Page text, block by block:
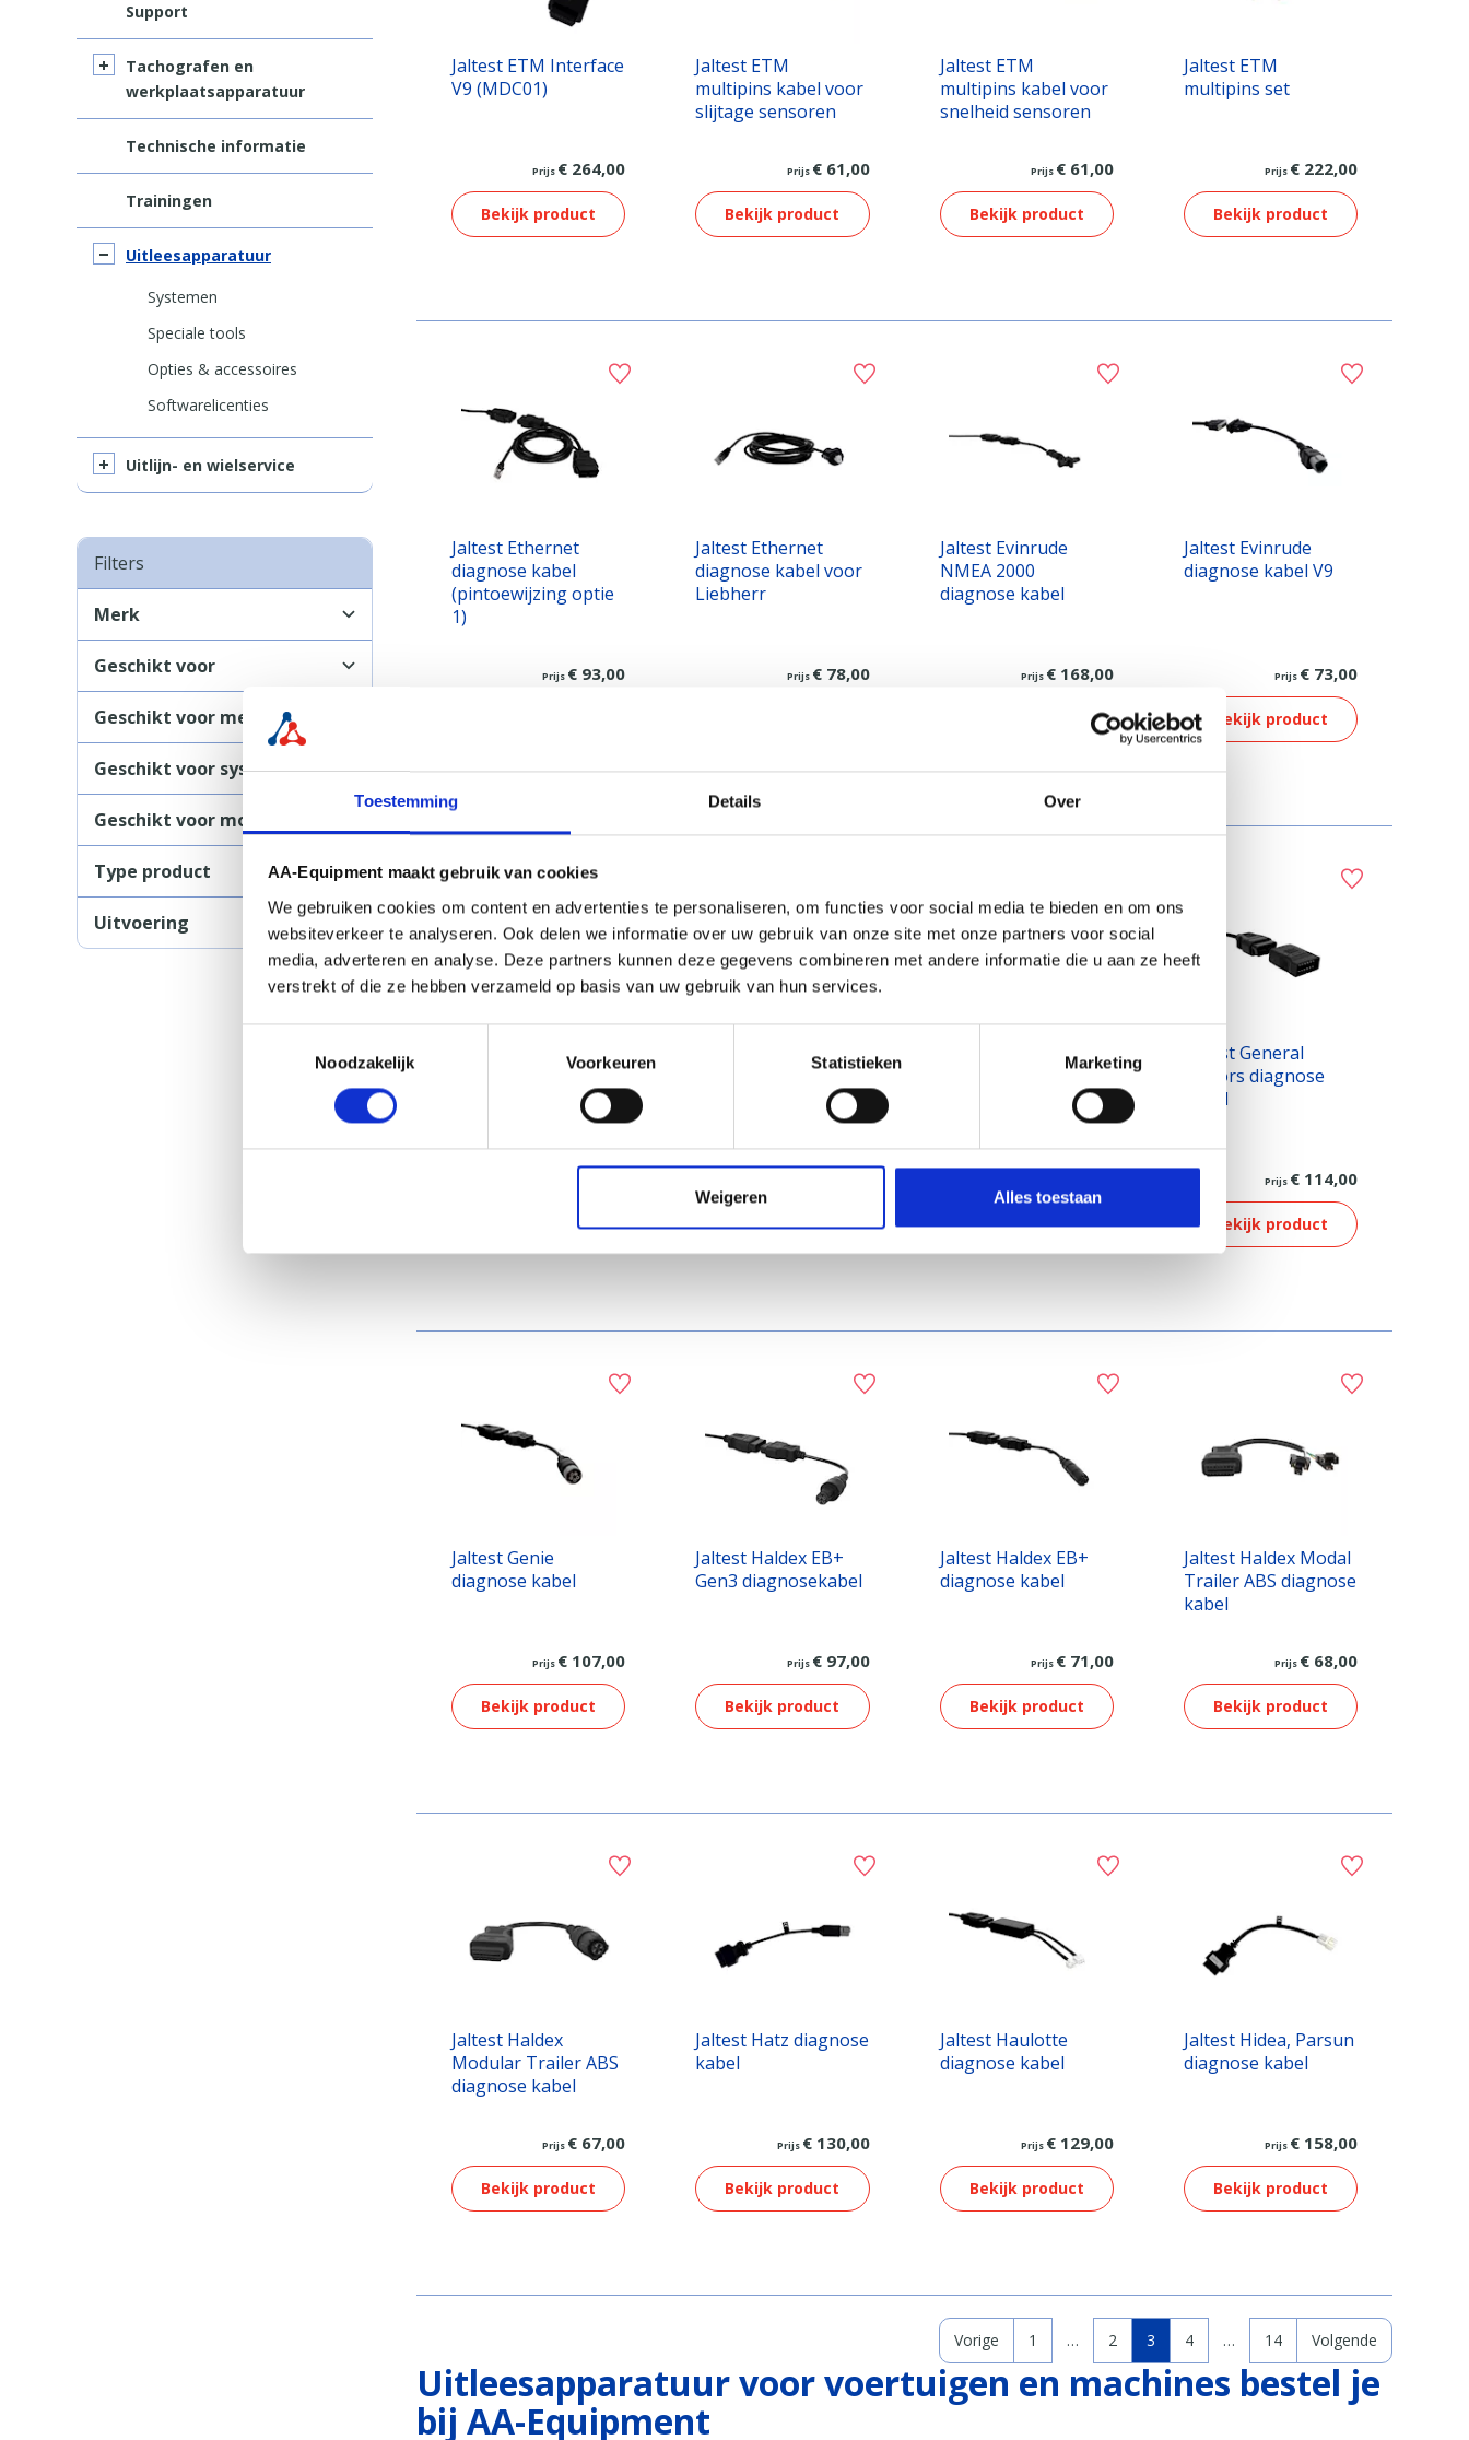
Toestemming Details Over
AA-Equipment maakt gebruik van cookies
We gebruiken cookies om content en advertenties te personaliseren, om functies voor social media te bieden en om ons
websiteverkeer te analyseren. Ook delen we informatie over uw gebruik van onze site met onze partners voor social
media, adverteren en analyse. Deze partners kunnen deze gegevens combineren met andere informatie die u aan ze heeft
verstrekt of die ze hebben verzameld op basis van uw gebruik van hun services.
Noodzakelijk
Voorkeuren Statistieken Marketing
Weigeren Alles toestaan
Support
Tachografen en
werkplaatsapparatuur
Technische informatie
Trainingen
Uitleesapparatuur
Systemen
Speciale tools
Opties & accessoires
Softwarelicenties
Uitlijn- en wielservice
Filters
Merk
Geschikt voor
Geschikt voor merk
Geschikt voor systeem
Geschikt voor model
Type product
Uitvoering
Jaltest ETM Interface
V9 (MDC01)
Prijs € 264,00
Bekijk product
Jaltest ETM
multipins kabel voor
slijtage sensoren
Prijs € 61,00
Bekijk product
Jaltest ETM
multipins kabel voor
snelheid sensoren
Prijs € 61,00
Bekijk product
Jaltest ETM
multipins set
Prijs € 222,00
Bekijk product
Jaltest Ethernet
diagnose kabel
(pintoewijzing optie
1)
Prijs € 93,00
Jaltest Ethernet
diagnose kabel voor
Liebherr
Prijs € 78,00
Jaltest Evinrude
NMEA 2000
diagnose kabel
Prijs € 168,00
Jaltest Evinrude
diagnose kabel V9
Prijs € 73,00
Bekijk product
diagnosekabel –
Bekijk product
Jaltest FPT-Deutz
diagnose kabel
Bekijk product
diagnose kabel V9
Bekijk product
Jaltest General
Motors diagnose
kabel
Prijs € 114,00
Bekijk product
Jaltest Genie
diagnose kabel
Prijs € 107,00
Bekijk product
Jaltest Haldex EB+
Gen3 diagnosekabel
Prijs € 97,00
Bekijk product
Jaltest Haldex EB+
diagnose kabel
Prijs € 71,00
Bekijk product
Jaltest Haldex Modal
Trailer ABS diagnose
kabel
Prijs € 68,00
Bekijk product
Jaltest Haldex
Modular Trailer ABS
diagnose kabel
Prijs € 67,00
Bekijk product
Jaltest Hatz diagnose
kabel
Prijs € 130,00
Bekijk product
Jaltest Haulotte
diagnose kabel
Prijs € 129,00
Bekijk product
Jaltest Hidea, Parsun
diagnose kabel
Prijs € 158,00
Bekijk product
Vorige 1 … 2 3 4 … 14 Volgende
Uitleesapparatuur voor voertuigen en machines bestel je
bij AA-Equipment